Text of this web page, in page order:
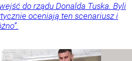
do rządu Donalda Tuska. Byli
oceniają ten scenariusz i